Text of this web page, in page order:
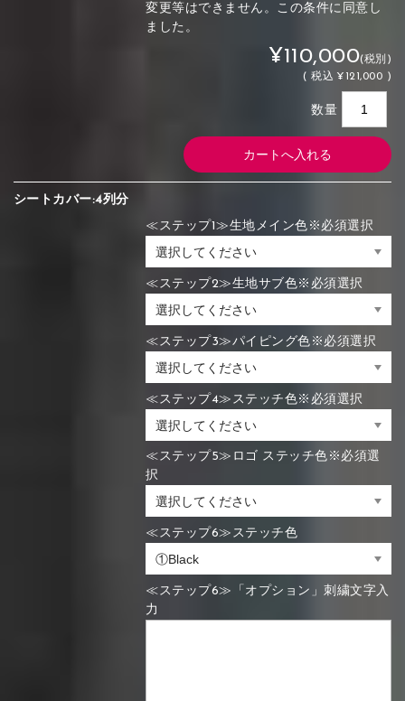
変更等はできません。この条件に同意し
ました。
¥110,000(税別)
(税込 ¥121,000 )
数量
シートカバー:4列分
≪ステップ1≫生地メイン色※必須選択
≪ステップ2≫生地サブ色※必須選択
≪ステップ3≫パイピング色※必須選択
≪ステップ4≫ステッチ色※必須選択
≪ステップ5≫ロゴ ステッチ色※必須選
択
≪ステップ6≫ステッチ色
≪ステップ6≫「オプション」刺繍文字入
力